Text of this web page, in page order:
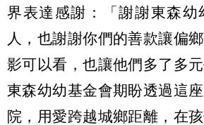
界表達感謝：「謝謝東森幼
人，也謝謝你們的善款讓偏
影可以看，也讓他們多了多元
東森幼幼基金會期盼透過這
院，用愛跨越城鄉距離，在